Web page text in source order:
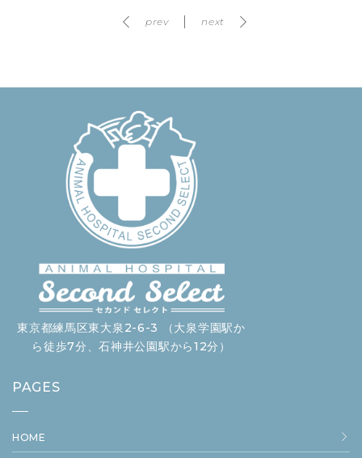
prev next
東京都練馬区東大泉2-6-3 （大泉学園駅か
ら徒歩7分、石神井公園駅から12分）
PAGES
HOME